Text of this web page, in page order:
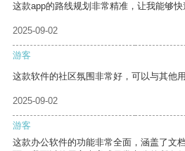
这款app的路线规划非常精准，让我能够快
2025-09-02
游客
这款软件的社区氛围非常好，可以与其他
2025-09-02
游客
这款办公软件的功能非常全面，涵盖了文